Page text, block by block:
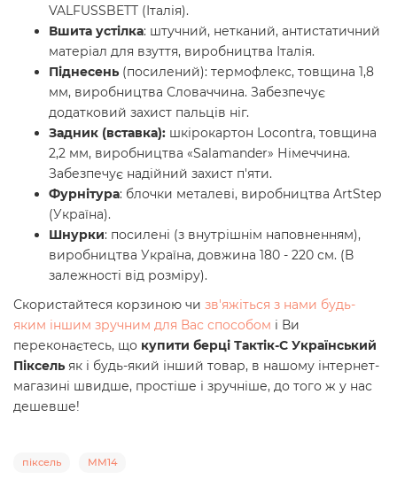
VALFUSSBETT (Італія).
Вшита устілка: штучний, нетканий, антистатичний
матеріал для взуття, виробництва Італія.
Піднесень (посилений): термофлекс, товщина 1,8
мм, виробництва Словаччина. Забезпечує
додатковий захист пальців ніг.
Задник (вставка): шкірокартон Locontra, товщина
2,2 мм, виробництва «Salamander» Німеччина.
Забезпечує надійний захист п'яти.
Фурнітура: блочки металеві, виробництва ArtStep
(Україна).
Шнурки: посилені (з внутрішнім наповненням),
виробництва Україна, довжина 180 - 220 см. (В
залежності від розміру).
Скористайтеся корзиною чи зв'яжіться з нами будь-
яким іншим зручним для Вас способом і Ви
переконаєтесь, що купити берці Тактік-С Український
Піксель як і будь-який інший товар, в нашому інтернет-
магазині швидше, простіше і зручніше, до того ж у нас
дешевше!
піксель MM14